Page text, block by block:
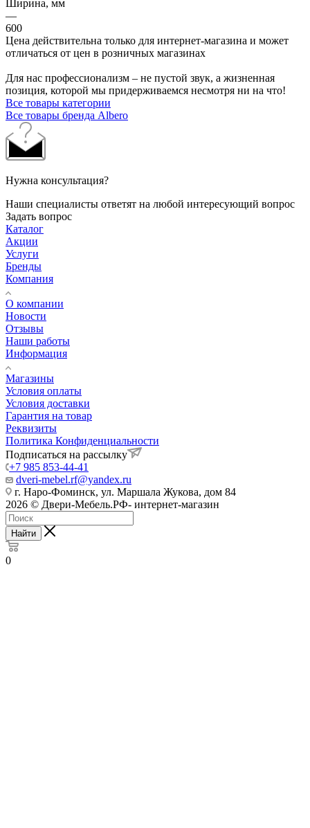
Ширина, мм
—
600
Цена действительна только для интернет-магазина и может
отличаться от цен в розничных магазинах
Для нас профессионализм – не пустой звук, а жизненная
позиция, которой мы придерживаемся несмотря ни на что!
Все товары категории
Все товары бренда Albero
Нужна консультация?
Наши специалисты ответят на любой интересующий вопрос
Задать вопрос
Каталог
Акции
Услуги
Бренды
Компания
О компании
Новости
Отзывы
Наши работы
Информация
Магазины
Условия оплаты
Условия доставки
Гарантия на товар
Реквизиты
Политика Конфиденциальности
Подписаться на рассылку
+7 985 853-44-41
dveri-mebel.rf@yandex.ru
г. Наро-Фоминск, ул. Маршала Жукова, дом 84
2026 © Двери-Мебель.РФ- интернет-магазин
Найти
0